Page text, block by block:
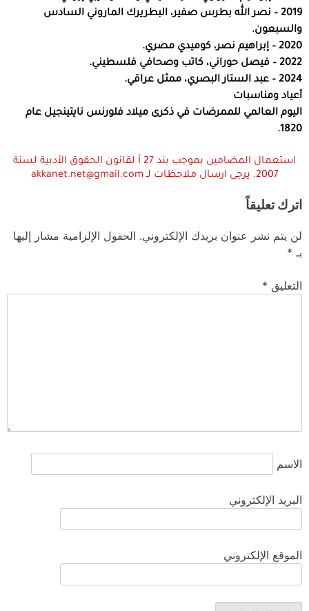
2019 – نصر الله بطرس صفير، البطريرك الماروني السادس
والسبعون.
2020 – إبراهيم نصر، كوميدي مصري.
2022 – فيصل حوراني، كاتب وصحافي فلسطيني.
2024 – عبد الستار البصري، ممثل عراقي.
أعياد ومناسبات
اليوم العالمي للممرضات في ذكرى ميلاد فلورنس نايتينجيل عام
1820.
استعمال المضامين بموجب بند 27 أ لقانون الحقوق الأدبية لسنة
2007. يرجى ارسال ملاحظات لـ akkanet.net@gmail.com
اترك تعليقاً
لن يتم نشر عنوان بريدك الإلكتروني. الحقول الإلزامية مشار إليها
بـ *
التعليق *
الاسم
البريد الإلكتروني
الموقع الإلكتروني